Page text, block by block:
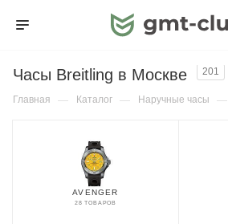
Часы Breitling в Москве 201
Главная — Каталог — Наручные часы —
AVENGER
28 ТОВАРОВ